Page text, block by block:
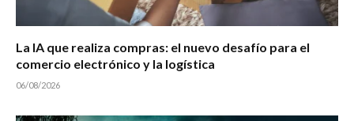
La IA que realiza compras: el nuevo desafío para el
comercio electrónico y la logística
06/08/2026